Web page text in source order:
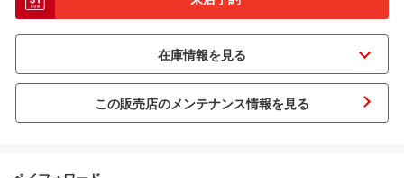
この販売店のメンテナンス情報を見る